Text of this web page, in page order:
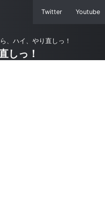
Twitter Youtube
、ハイ、やり直しっ！
しっ！